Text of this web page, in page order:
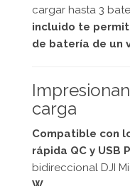
cargar hasta 3
incluido te
de batería de un
carga
Compatible con
rápida QC y USB
bidireccional DJI